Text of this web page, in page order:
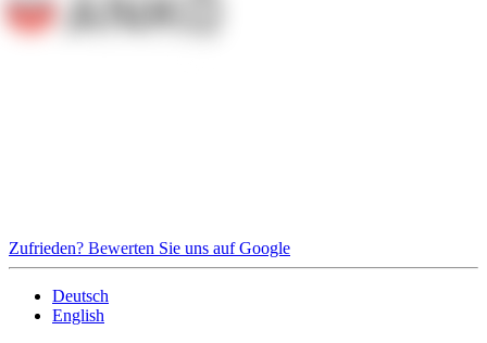
Zufrieden? Bewerten Sie uns auf Google
Deutsch
English